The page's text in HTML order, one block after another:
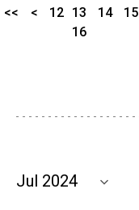
<< < 12 13 14
15
16